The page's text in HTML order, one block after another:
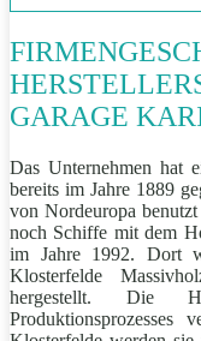
GARAGE
Das Unternehmen hat
bereits im Jahre 1889
von Nordeuropa
noch Schiffe mit dem
im Jahre 1992. Dort
Klosterfelde
hergestellt. Die
Produktionsprozesses